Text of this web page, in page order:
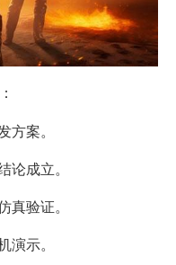
案。
成立。
验证。
示。